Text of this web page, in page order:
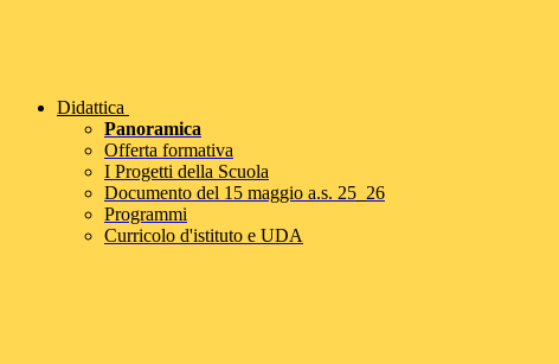
Didattica
Panoramica
Offerta formativa
I Progetti della Scuola
Documento del 15 maggio a.s. 25_26
Programmi
Curricolo d'istituto e UDA